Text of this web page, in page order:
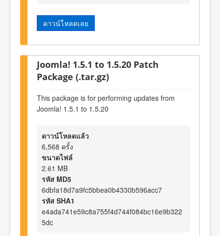
ดาวน์โหลดเลย
Joomla! 1.5.1 to 1.5.20 Patch
Package (.tar.gz)
This package is for performing updates from
Joomla! 1.5.1 to 1.5.20
ดาวน์โหลดแล้ว
6,568 ครั้ง
ขนาดไฟล์
2.61 MB
รหัส MD5
6dbfa18d7a9fc5bbea0b4330b596acc7
รหัส SHA1
e4ada741e59c8a755f4d744f084bc16e9b322
5dc